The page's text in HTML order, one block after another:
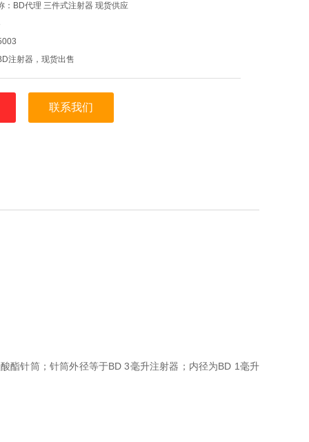
：BD代理 三件式注射器 现货供应
注射器，现货出售
联系我们
酯针筒；针筒外径等于BD 3毫升注射器；内径为BD 1毫升